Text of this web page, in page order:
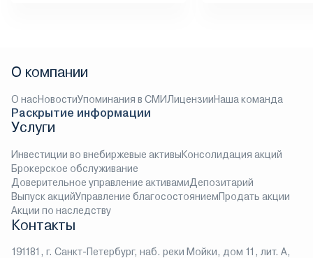
О компании
О насНовостиУпоминания в СМИЛицензииНаша команда
Раскрытие информации
Услуги
Инвестиции во внебиржевые активыКонсолидация акций
Брокерское обслуживание
Доверительное управление активамиДепозитарий
Выпуск акцийУправление благосостояниемПродать акции
Акции по наследству
Контакты
191181, г. Санкт-Петербург, наб. реки Мойки, дом 11, лит. А,